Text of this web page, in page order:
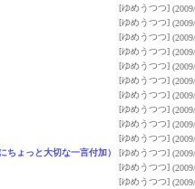
[ゆめうつつ]
[ゆめうつつ]
[ゆめうつつ]
[ゆめうつつ]
[ゆめうつつ]
[ゆめうつつ]
[ゆめうつつ]
[ゆめうつつ]
[ゆめうつつ]
[ゆめうつつ]
っと大切な一言付加） [ゆめうつつ]
[ゆめうつつ]
[ゆめうつつ]